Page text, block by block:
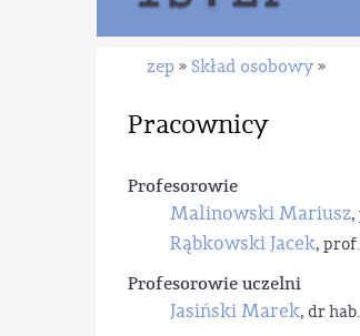
zep » Skład osobowy »
Pracownicy
Profesorowie
Malinowski Mariusz,
Rąbkowski Jacek,
Profesorowie uczelni
Jasiński Marek, dr